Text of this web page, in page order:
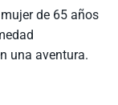
de 65 años
una aventura.